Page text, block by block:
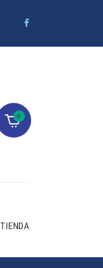
0
TIENDA